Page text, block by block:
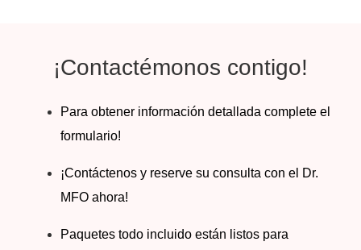
¡Contactémonos contigo!
Para obtener información detallada complete el
formulario!
¡Contáctenos y reserve su consulta con el Dr.
MFO ahora!
Paquetes todo incluido están listos para